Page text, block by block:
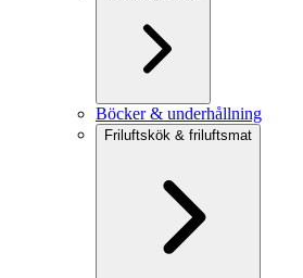
Böcker & underhållning
Friluftskök & friluftsmat